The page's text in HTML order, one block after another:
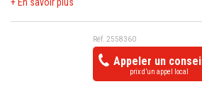
Réf. 2558360
Appeler un
prix d’un appel local